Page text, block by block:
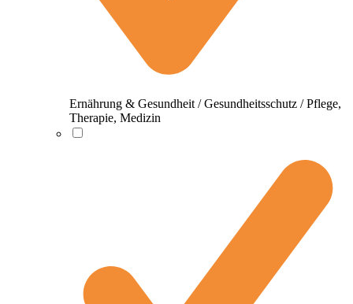
Ernährung & Gesundheit / Gesundheitsschutz / Pflege,
Therapie, Medizin